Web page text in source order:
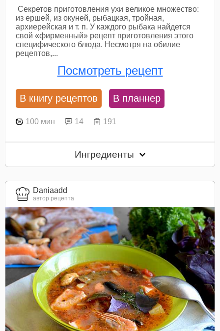
Секретов приготовления ухи великое множество:
из ершей, из окуней, рыбацкая, тройная,
архиерейская и т. п. У каждого рыбака найдется
свой «фирменный» рецепт приготовления этого
специфического блюда. Несмотря на обилие
рецептов,...
Посмотреть рецепт
В книгу рецептов В планнер
100 мин 14 191
Ингредиенты
Daniaadd
автор рецепта